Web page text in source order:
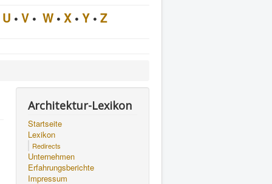
U • V • W • X • Y • Z
Architektur-Lexikon
Startseite
Lexikon
Redirects
Unternehmen
Erfahrungsberichte
Impressum